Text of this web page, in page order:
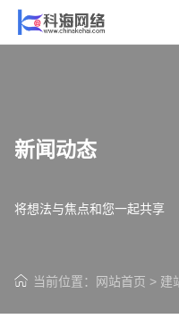
新闻动态
将想法与焦点和您一起共享
当前位置： 网站首页 > 建